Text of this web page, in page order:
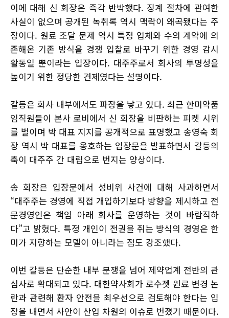
이에 대해 신 회장은 즉각 반박했다. 징계 절차에 관여한
사실이 없으며 공개된 녹취록 역시 맥락이 왜곡됐다는 주
장이다. 원료 조달 문제 역시 특정 업체와 수의 계약에 의
존해온 기존 방식을 경쟁 입찰로 바꾸기 위한 경영 감시
활동일 뿐이라는 입장이다. 대주주로서 회사의 투명성을
높이기 위한 정당한 견제였다는 설명이다.
갈등은 회사 내부에서도 파장을 낳고 있다. 최근 한미약품
임직원들이 본사 로비에서 신 회장을 비판하는 피켓 시위
를 벌이며 박 대표 지지를 공개적으로 표명했고 송영숙 회
장 역시 박 대표를 옹호하는 입장문을 발표하면서 갈등의
축이 대주주 간 대립으로 번지는 양상이다.
송 회장은 입장문에서 성비위 사건에 대해 사과하면서
“대주주는 경영에 직접 개입하기보다 방향을 제시하고 전
문경영인은 책임 아래 회사를 운영하는 것이 바람직하
다”고 밝혔다. 특정 개인이 전권을 쥐는 방식의 경영은 한
미가 지향하는 모델이 아니라는 점도 강조했다.
이번 갈등은 단순한 내부 분쟁을 넘어 제약업계 전반의 관
심사로 확대되고 있다. 대한약사회가 로수젯 원료 변경 논
란과 관련해 환자 안전을 최우선으로 검토해야 한다는 입
장을 내면서 사안이 산업 차원의 이슈로 번졌기 때문이다.